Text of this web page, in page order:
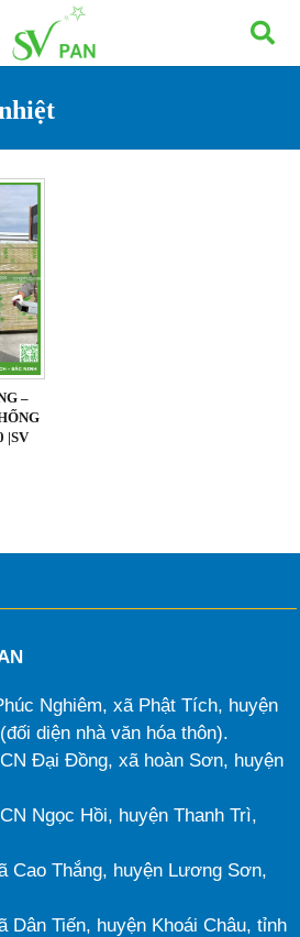
–
|SV
Nghiêm, xã Phật Tích, huyện
diện nhà văn hóa thôn).
Đại Đồng, xã hoàn Sơn, huyện
Ngọc Hồi, huyện Thanh Trì,
Cao Thắng, huyện Lương Sơn,
Dân Tiến, huyện Khoái Châu, tỉnh